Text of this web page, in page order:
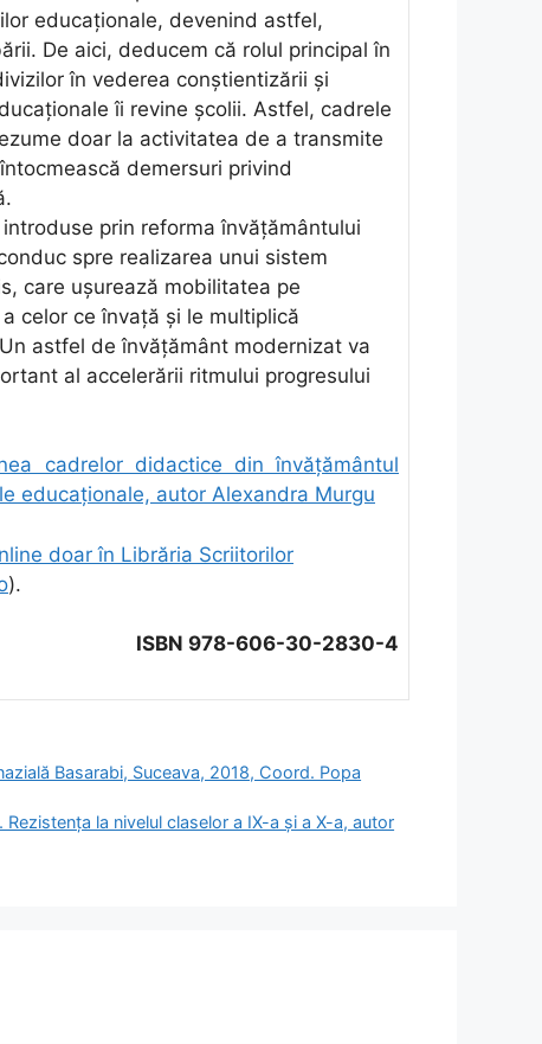
educaţionale, devenind astfel,
De aici, deducem că rolul principal în
în vederea conştientizării şi
îi revine şcolii. Astfel, cadrele
doar la activitatea de a transmite
demersuri privind
prin reforma învățământului
spre realizarea unui sistem
care uşurează mobilitatea pe
celor ce învaţă şi le multiplică
astfel de învăţământ modernizat va
al accelerării ritmului progresului
cadrelor didactice din învățământul
educaționale, autor Alexandra Murgu
doar în Librăria Scriitorilor
).
ISBN 978-606-30-2830-4
Basarabi, Suceava, 2018, Coord. Popa
la nivelul claselor a IX-a şi a X-a, autor